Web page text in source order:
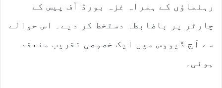
m
i
رہنماؤں کے ہمراہ غزہ بورڈ آف پیس کے
چارٹر پر باضابطہ دستخط کر دیے۔ اس حوالے
سے آج ڈیووس میں ایک خصوصی تقریب منعقد
ہوئی۔